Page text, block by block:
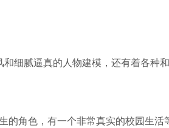
细腻逼真的人物建模，还有着各
的角色，有一个非常真实的校园生